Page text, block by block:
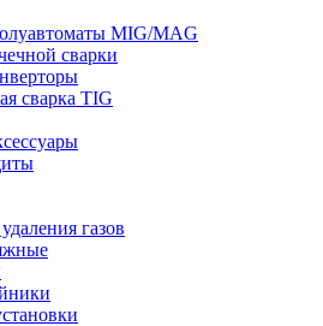
MIG/MAG
сварки
сварка TIG
газов